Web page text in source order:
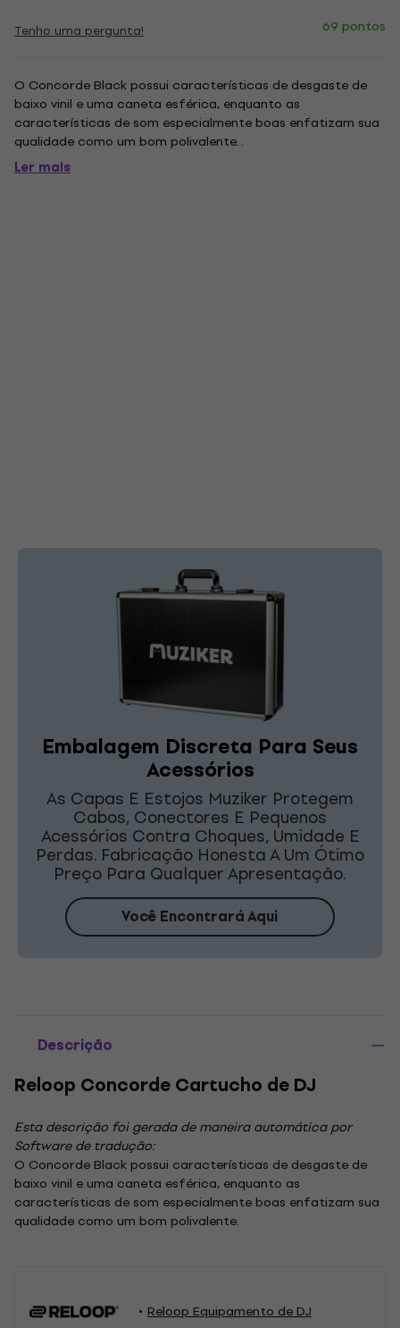
Tenho uma pergunta! 69 pontos
O Concorde Black possui características de desgaste de
baixo vinil e uma caneta esférica, enquanto as
características de som especialmente boas enfatizam sua
qualidade como um bom polivalente. .
Ler mais
Embalagem Discreta Para Seus
Acessórios
As Capas E Estojos Muziker Protegem
Cabos, Conectores E Pequenos
Acessórios Contra Choques, Umidade E
Perdas. Fabricação Honesta A Um Ótimo
Preço Para Qualquer Apresentação.
Você Encontrará Aqui
Descrição
Reloop Concorde Cartucho de DJ
Esta descrição foi gerada de maneira automática por
Software de tradução:
O Concorde Black possui características de desgaste de
baixo vinil e uma caneta esférica, enquanto as
características de som especialmente boas enfatizam sua
qualidade como um bom polivalente.
Reloop Equipamento de DJ